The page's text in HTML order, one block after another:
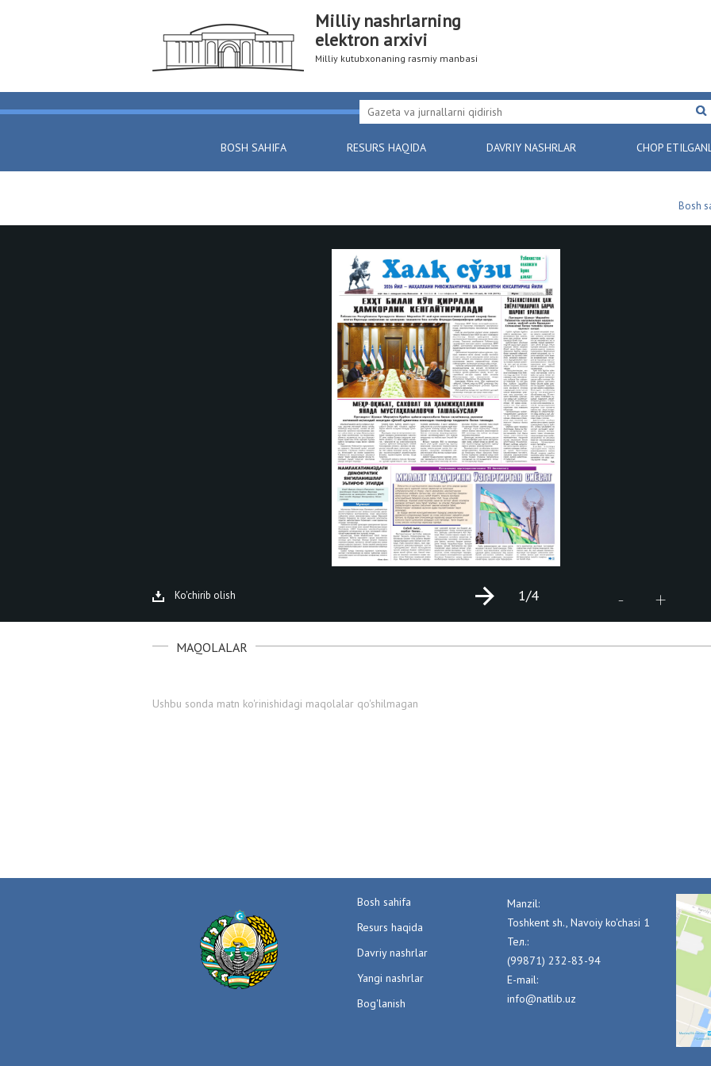
Milliy nashrlarning
elektron arxivi
Milliy kutubxonaning rasmiy manbasi
BOSH SAHIFA RESURS HAQIDA DAVRIY NASHRLAR CHOP
Bosh
Ko'chirib olish - +
1/4
MAQOLALAR
Ushbu sonda matn ko'rinishidagi maqolalar qo'shilmagan
Bosh sahifa
Resurs haqida
Davriy nashrlar
Yangi nashrlar
Bog'lanish
Manzil:
Toshkent sh., Navoiy ko'chasi 1
Тел.:
(99871) 232-83-94
E-mail:
info@natlib.uz